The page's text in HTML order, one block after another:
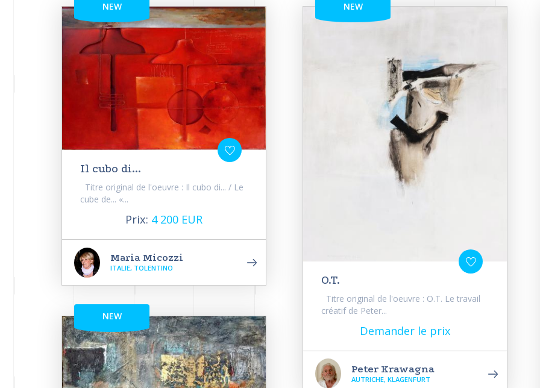
NEW
Il cubo di...
Titre original de l'oeuvre : Il cubo di... / Le
cube de... «...
Prix: 4 200 EUR
Maria Micozzi
ITALIE, TOLENTINO
NEW
NEW
O.T.
Titre original de l'oeuvre : O.T. Le travail
créatif de Peter...
Demander le prix
Peter Krawagna
AUTRICHE, KLAGENFURT